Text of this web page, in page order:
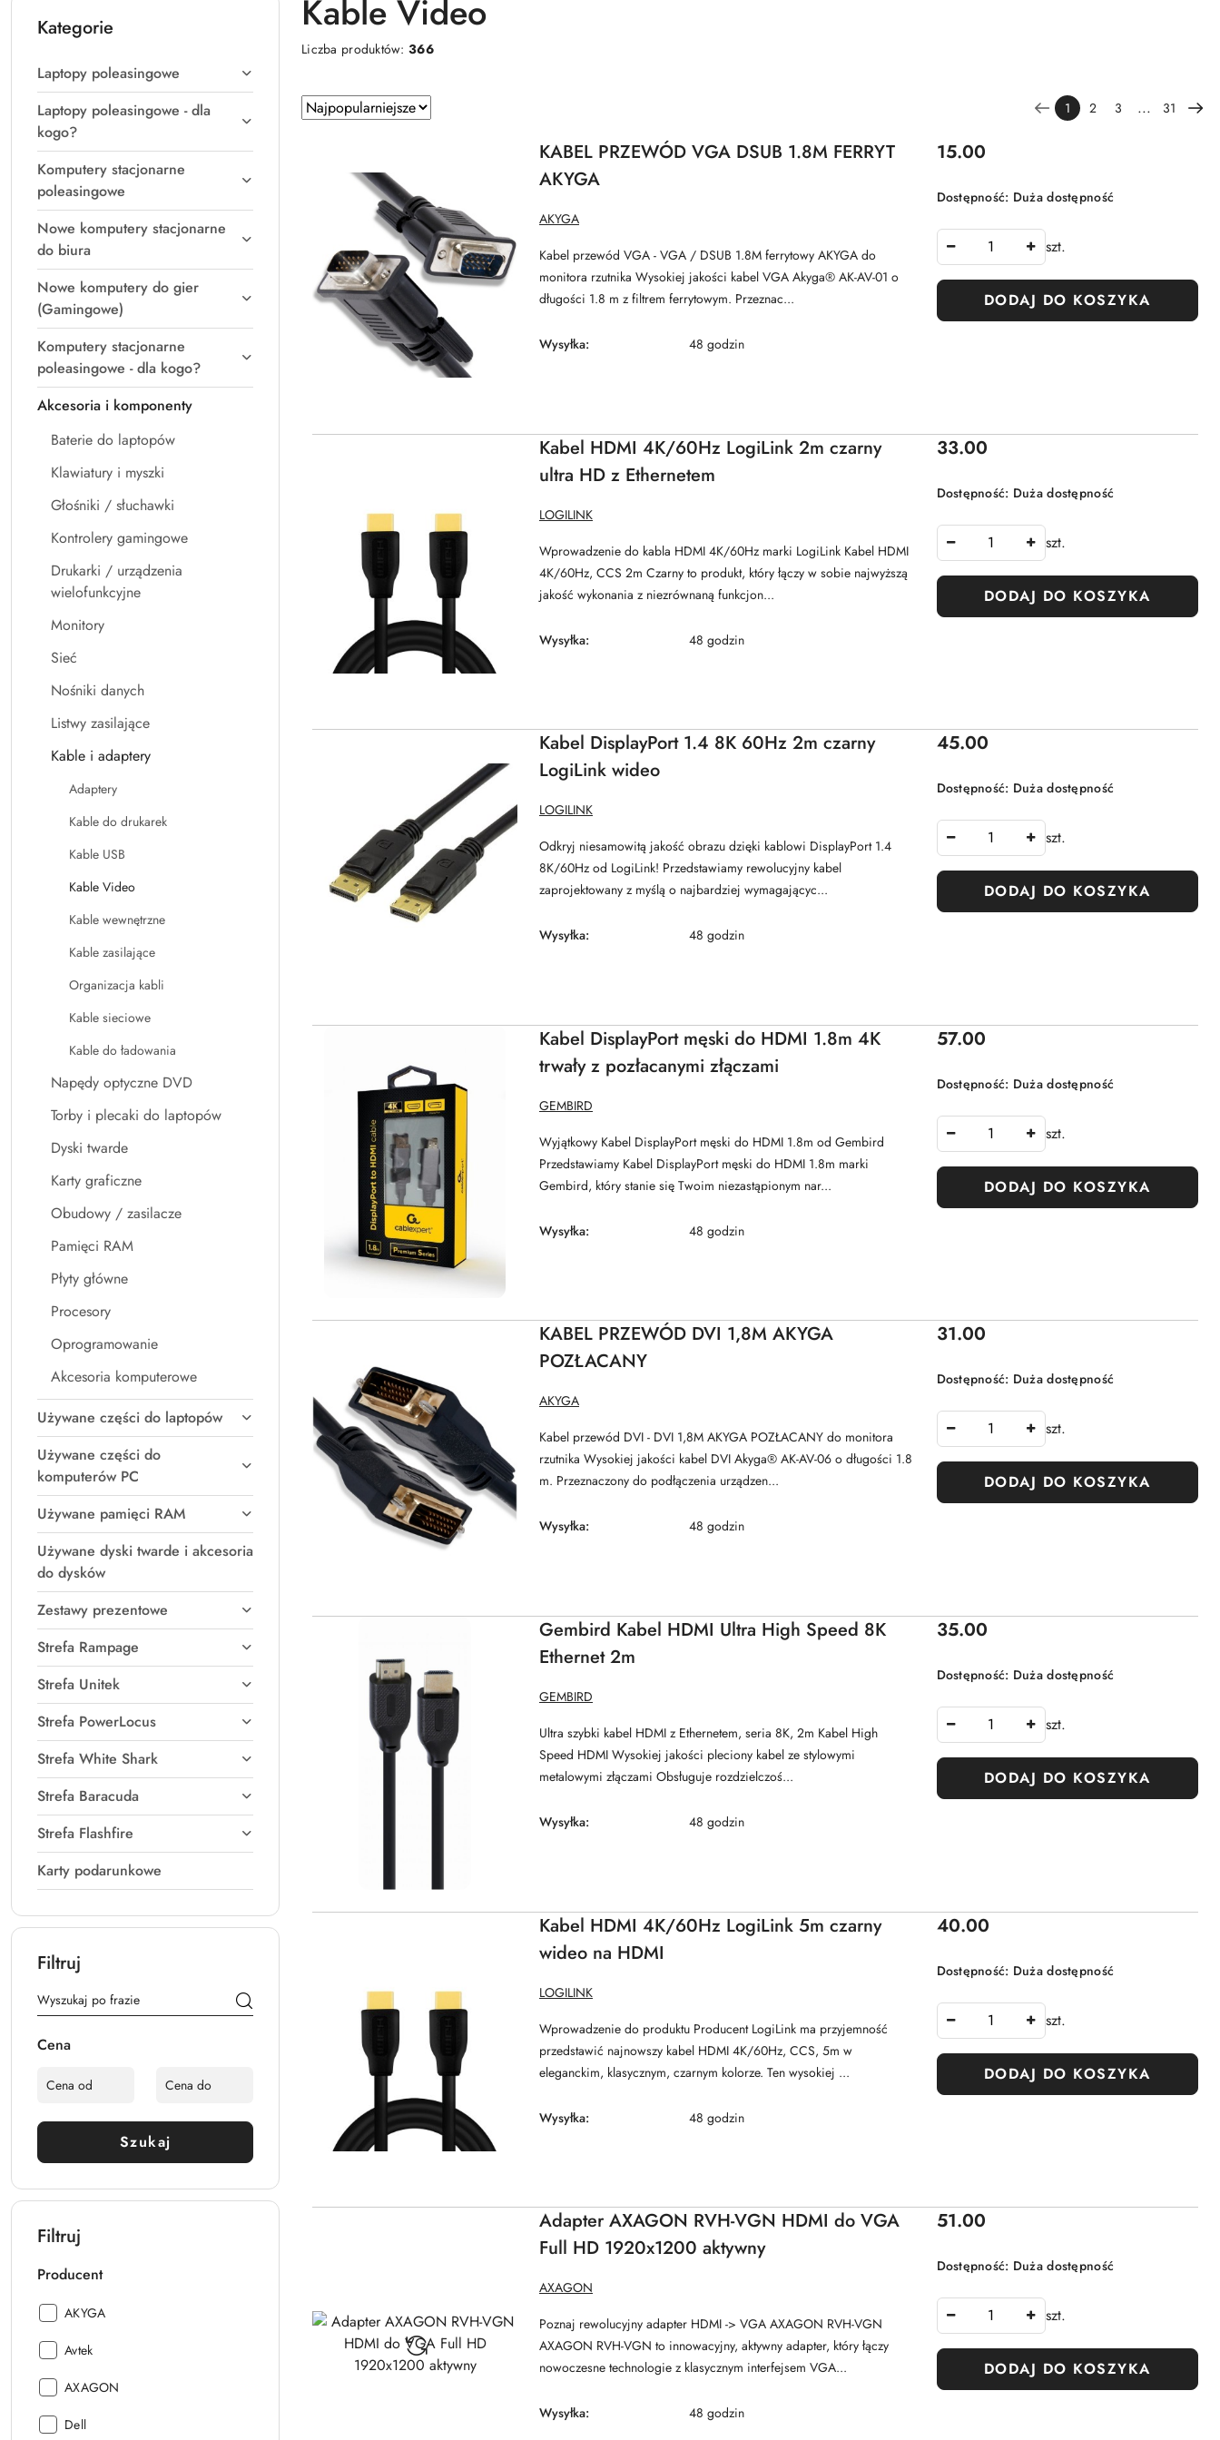
Kategorie
Laptopy poleasingowe
Laptopy poleasingowe - dla
kogo?
Komputery stacjonarne
poleasingowe
Nowe komputery stacjonarne
do biura
Nowe komputery do gier
(Gamingowe)
Komputery stacjonarne
poleasingowe - dla kogo?
Akcesoria i komponenty
Baterie do laptopów
Klawiatury i myszki
Głośniki / słuchawki
Kontrolery gamingowe
Drukarki / urządzenia
wielofunkcyjne
Monitory
Sieć
Nośniki danych
Listwy zasilające
Kable i adaptery
Adaptery
Kable do drukarek
Kable USB
Kable Video
Kable wewnętrzne
Kable zasilające
Organizacja kabli
Kable sieciowe
Kable do ładowania
Napędy optyczne DVD
Torby i plecaki do laptopów
Dyski twarde
Karty graficzne
Obudowy / zasilacze
Pamięci RAM
Płyty główne
Procesory
Oprogramowanie
Akcesoria komputerowe
Używane części do laptopów
Używane części do
komputerów PC
Używane pamięci RAM
Używane dyski twarde i akcesoria
do dysków
Zestawy prezentowe
Strefa Rampage
Strefa Unitek
Strefa PowerLocus
Strefa White Shark
Strefa Baracuda
Strefa Flashfire
Karty podarunkowe
Filtruj
Cena
Szukaj
Filtruj
Producent
Producent:
AKYGA
Producent:
Avtek
Producent:
AXAGON
Producent:
Dell
Kable Video
Liczba produktów:366
Zastosowano
sortowanie:
Sortuj
według
1 2 3 ... 31
KABEL PRZEWÓD VGA DSUB 1.8M FERRYT
AKYGA
NAZWA
PRODUCENTA:
AKYGA
Kabel przewód VGA - VGA / DSUB 1.8M ferrytowy AKYGA do
monitora rzutnika Wysokiej jakości kabel VGA Akyga® AK-AV-01 o
długości 1.8 m z filtrem ferrytowym. Przeznac...
Wysyłka: 48 godzin
Cena:
15.00
Dostępność: Duża dostępność
szt.
DODAJ DO KOSZYKA
Kabel HDMI 4K/60Hz LogiLink 2m czarny
ultra HD z Ethernetem
NAZWA
PRODUCENTA:
LOGILINK
Wprowadzenie do kabla HDMI 4K/60Hz marki LogiLink Kabel HDMI
4K/60Hz, CCS 2m Czarny to produkt, który łączy w sobie najwyższą
jakość wykonania z niezrównaną funkcjon...
Wysyłka: 48 godzin
Cena:
33.00
Dostępność: Duża dostępność
szt.
DODAJ DO KOSZYKA
Kabel DisplayPort 1.4 8K 60Hz 2m czarny
LogiLink wideo
NAZWA
PRODUCENTA:
LOGILINK
Odkryj niesamowitą jakość obrazu dzięki kablowi DisplayPort 1.4
8K/60Hz od LogiLink! Przedstawiamy rewolucyjny kabel
zaprojektowany z myślą o najbardziej wymagającyc...
Wysyłka: 48 godzin
Cena:
45.00
Dostępność: Duża dostępność
szt.
DODAJ DO KOSZYKA
Kabel DisplayPort męski do HDMI 1.8m 4K
trwały z pozłacanymi złączami
NAZWA
PRODUCENTA:
GEMBIRD
Wyjątkowy Kabel DisplayPort męski do HDMI 1.8m od Gembird
Przedstawiamy Kabel DisplayPort męski do HDMI 1.8m marki
Gembird, który stanie się Twoim niezastąpionym nar...
Wysyłka: 48 godzin
Cena:
57.00
Dostępność: Duża dostępność
szt.
DODAJ DO KOSZYKA
KABEL PRZEWÓD DVI 1,8M AKYGA
POZŁACANY
NAZWA
PRODUCENTA:
AKYGA
Kabel przewód DVI - DVI 1,8M AKYGA POZŁACANY do monitora
rzutnika Wysokiej jakości kabel DVI Akyga® AK-AV-06 o długości 1.8
m. Przeznaczony do podłączenia urządzen...
Wysyłka: 48 godzin
Cena:
31.00
Dostępność: Duża dostępność
szt.
DODAJ DO KOSZYKA
Gembird Kabel HDMI Ultra High Speed 8K
Ethernet 2m
NAZWA
PRODUCENTA:
GEMBIRD
Ultra szybki kabel HDMI z Ethernetem, seria 8K, 2m Kabel High
Speed HDMI Wysokiej jakości pleciony kabel ze stylowymi
metalowymi złączami Obsługuje rozdzielczoś...
Wysyłka: 48 godzin
Cena:
35.00
Dostępność: Duża dostępność
szt.
DODAJ DO KOSZYKA
Kabel HDMI 4K/60Hz LogiLink 5m czarny
wideo na HDMI
NAZWA
PRODUCENTA:
LOGILINK
Wprowadzenie do produktu Producent LogiLink ma przyjemność
przedstawić najnowszy kabel HDMI 4K/60Hz, CCS, 5m w
eleganckim, klasycznym, czarnym kolorze. Ten wysokiej ...
Wysyłka: 48 godzin
Cena:
40.00
Dostępność: Duża dostępność
szt.
DODAJ DO KOSZYKA
Adapter AXAGON RVH-VGN HDMI do VGA
Full HD 1920x1200 aktywny
NAZWA
PRODUCENTA:
AXAGON
Poznaj rewolucyjny adapter HDMI -> VGA AXAGON RVH-VGN
AXAGON RVH-VGN to innowacyjny, aktywny adapter, który łączy
nowoczesne technologie z klasycznym interfejsem VGA...
Wysyłka: 48 godzin
Cena:
51.00
Dostępność: Duża dostępność
szt.
DODAJ DO KOSZYKA